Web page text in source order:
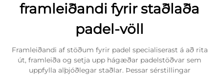
framleiðandi fyrir staðlaða
padel-völl
Framleiðandi af stöðum fyrir padel specialiserast á að rita
út, framleiða og setja upp hágæðar padelstöðvar sem
uppfylla alþjóðlegar staðlar. Þessar sérstillingar